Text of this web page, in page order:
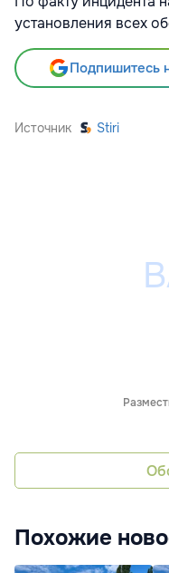
установления всех
Подпишитесь
Источник Stiri
Похожие